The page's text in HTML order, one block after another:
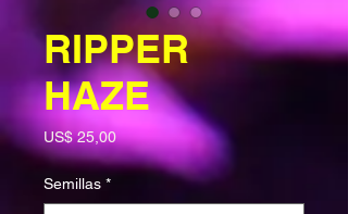
RIPPER
HAZE
US$ 25,00Precio
Semillas *